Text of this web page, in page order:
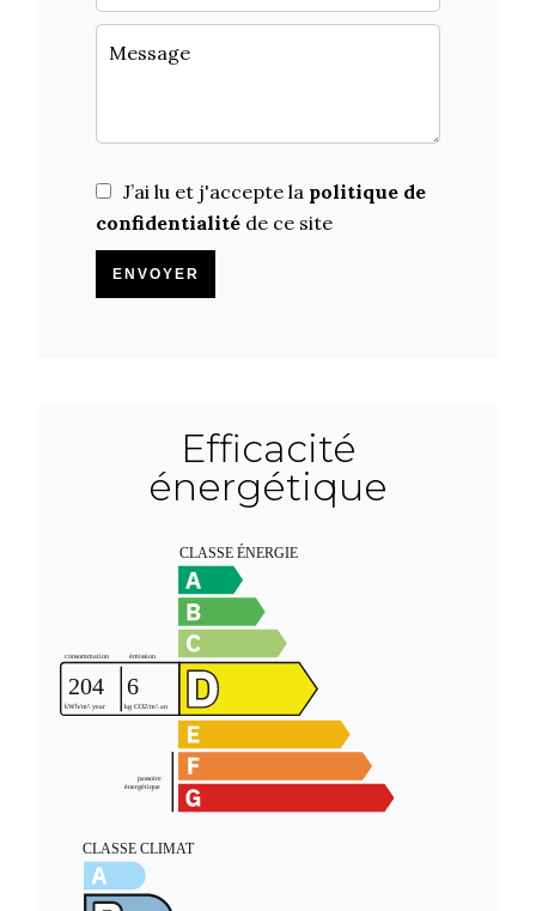
J’ai lu et j'accepte la politique de
confidentialité de ce site
ENVOYER
Efficacité
énergétique